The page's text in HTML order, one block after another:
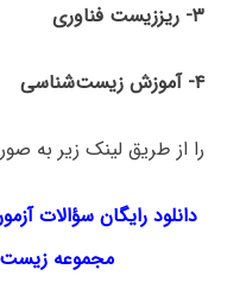
۳- ریززیست فناوری
۴- آموزش زیست‌شناسی
را از طریق لینک‌ زیر به
مجموعه